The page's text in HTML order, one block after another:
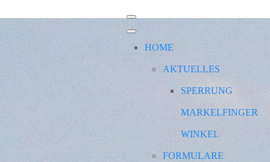
HOME
AKTUELLES
SPERRUNG
MARKELFINGER
WINKEL
FORMULARE